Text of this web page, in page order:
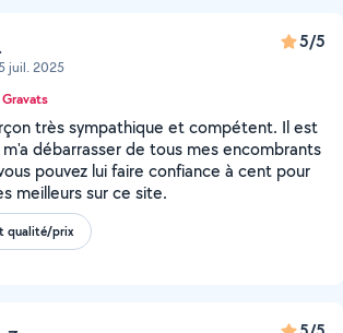
juil. 2025
5/5
très sympathique et compétent. Il est
débarrasser de tous mes encombrants
pouvez lui faire confiance à cent pour
meilleurs sur ce site.
qualité/prix